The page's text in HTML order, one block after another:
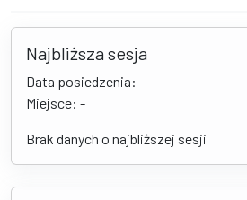
Najbliższa sesja
Data posiedzenia: -
Miejsce: -
Brak danych o najbliższej sesji